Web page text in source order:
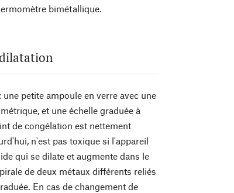
bimétallique.
petite ampoule en verre avec une
et une échelle graduée à
de congélation est nettement
n'est pas toxique si l'appareil
qui se dilate et augmente dans le
de deux métaux différents reliés
En cas de changement de